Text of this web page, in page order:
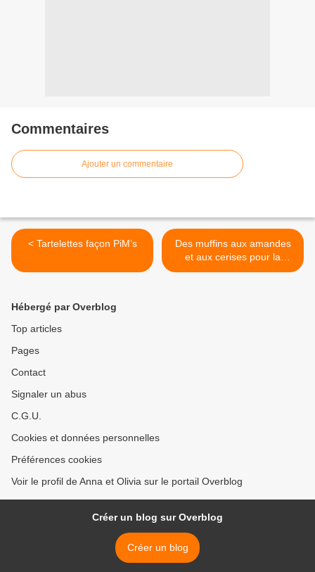
Commentaires
Ajouter un commentaire
< Tartelettes façon PiM’s
Des muffins aux amandes
et aux cerises pour la
Ronde Interblog #29 >
Hébergé par Overblog
Top articles
Pages
Contact
Signaler un abus
C.G.U.
Cookies et données personnelles
Préférences cookies
Voir le profil de Anna et Olivia sur le portail Overblog
Créer un blog sur Overblog
Créer un blog